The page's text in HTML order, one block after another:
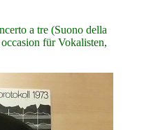
a tre (Suono della
für Vokalisten,